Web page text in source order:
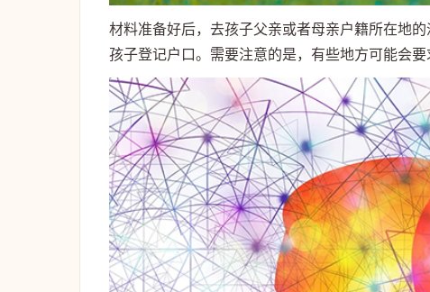
材料准备好后，去孩子父亲或者母亲户籍所在地
孩子登记户口。需要注意的是，有些地方可能会